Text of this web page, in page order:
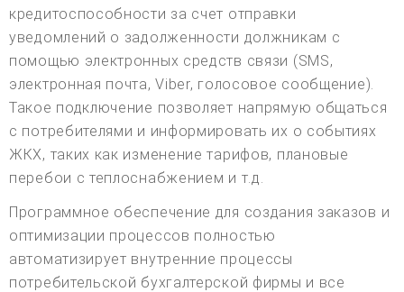
кредитоспособности за счет отправки
уведомлений о задолженности должникам с
помощью электронных средств связи (SMS,
электронная почта, Viber, голосовое сообщение).
Такое подключение позволяет напрямую общаться
с потребителями и информировать их о событиях
ЖКХ, таких как изменение тарифов, плановые
перебои с теплоснабжением и т.д.
Программное обеспечение для создания заказов и
оптимизации процессов полностью
автоматизирует внутренние процессы
потребительской бухгалтерской фирмы и все